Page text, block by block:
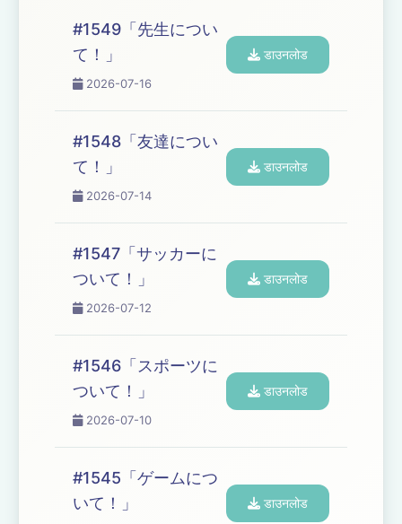
#1549「先生につい
て！」
2026-07-16
डाउनलोड
#1548「友達につい
て！」
2026-07-14
डाउनलोड
#1547「サッカーに
ついて！」
2026-07-12
डाउनलोड
#1546「スポーツに
ついて！」
2026-07-10
डाउनलोड
#1545「ゲームにつ
いて！」
डाउनलोड